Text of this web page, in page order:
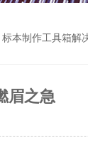
标本制作工具箱解
眉之急